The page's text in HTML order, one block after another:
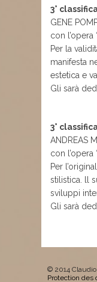
3°
GENE
con l’opera
Per la
manifesta
estetica e
Gli sarà
3°
ANDREAS
con l’opera
Per
stilistica. ll
sviluppi
Gli sarà
© 2014
Protection des